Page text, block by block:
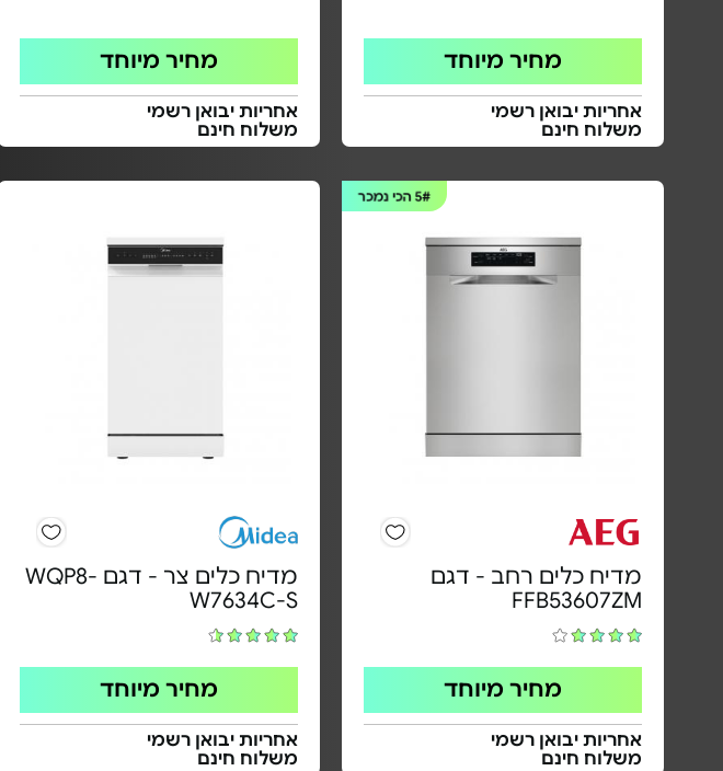
מחיר מיוחד
אחריות יבואן רשמי
משלוח חינם
מחיר מיוחד
אחריות יבואן רשמי
משלוח חינם
5#הכי נמכר
מדיח כלים רחב - דגם
FFB53607ZM
מחיר מיוחד
אחריות יבואן רשמי
משלוח חינם
מדיח כלים צר - דגם WQP8-
W7634C-S
מחיר מיוחד
אחריות יבואן רשמי
משלוח חינם